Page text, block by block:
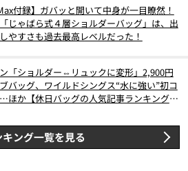
付録】ガバッと開いて中身が一目瞭然！
じゃばら式４層ショルダーバッグ」は、出
やすさも過去最高レベルだった！
「ショルダー⇔リュックに変形」2,900円
バッグ、ワイルドシングス“水に強い”初コ
ほか【休日バッグの人気記事ランキングベ
キング一覧を見る